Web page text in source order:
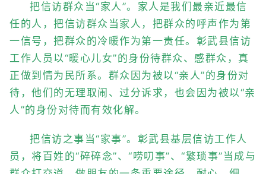
把信访群众当“家人”。家人是我们最亲近最信
任的人，把信访群众当家人，把群众的呼声作为第
一信号，把群众的冷暖作为第一责任。彰武县信访
工作人员以“暖心儿女”的身份待群众、感群众，真
正做到情为民所系。群众因为被以“亲人”的身份对
待，他们的无理取闹、过分诉求，也会因为被以“亲
人”的身份对待而有效化解。
把信访之事当“家事”。彰武县基层信访工作人
员，将百姓的“碎碎念”、“唠叨事”、“繁琐事”当成与